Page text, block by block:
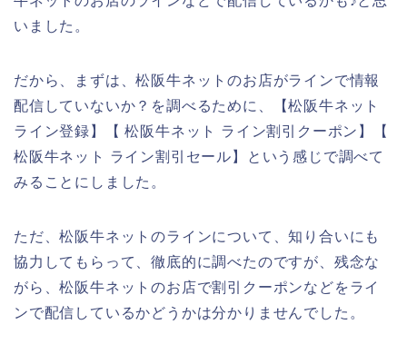
いました。
だから、まずは、松阪牛ネットのお店がラインで情報
配信していないか？を調べるために、【松阪牛ネット
ライン登録】【 松阪牛ネット ライン割引クーポン】【
松阪牛ネット ライン割引セール】という感じで調べて
みることにしました。
ただ、松阪牛ネットのラインについて、知り合いにも
協力してもらって、徹底的に調べたのですが、残念な
がら、松阪牛ネットのお店で割引クーポンなどをライ
ンで配信しているかどうかは分かりませんでした。